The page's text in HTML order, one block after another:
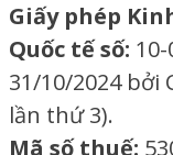
Giấy phép
Quốc tế số:
31/10/2024 bởi
lần thứ 3).
Mã số thuế: